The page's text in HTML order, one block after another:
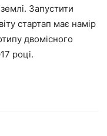
Запустити
стартап має намір
двомісного
році.